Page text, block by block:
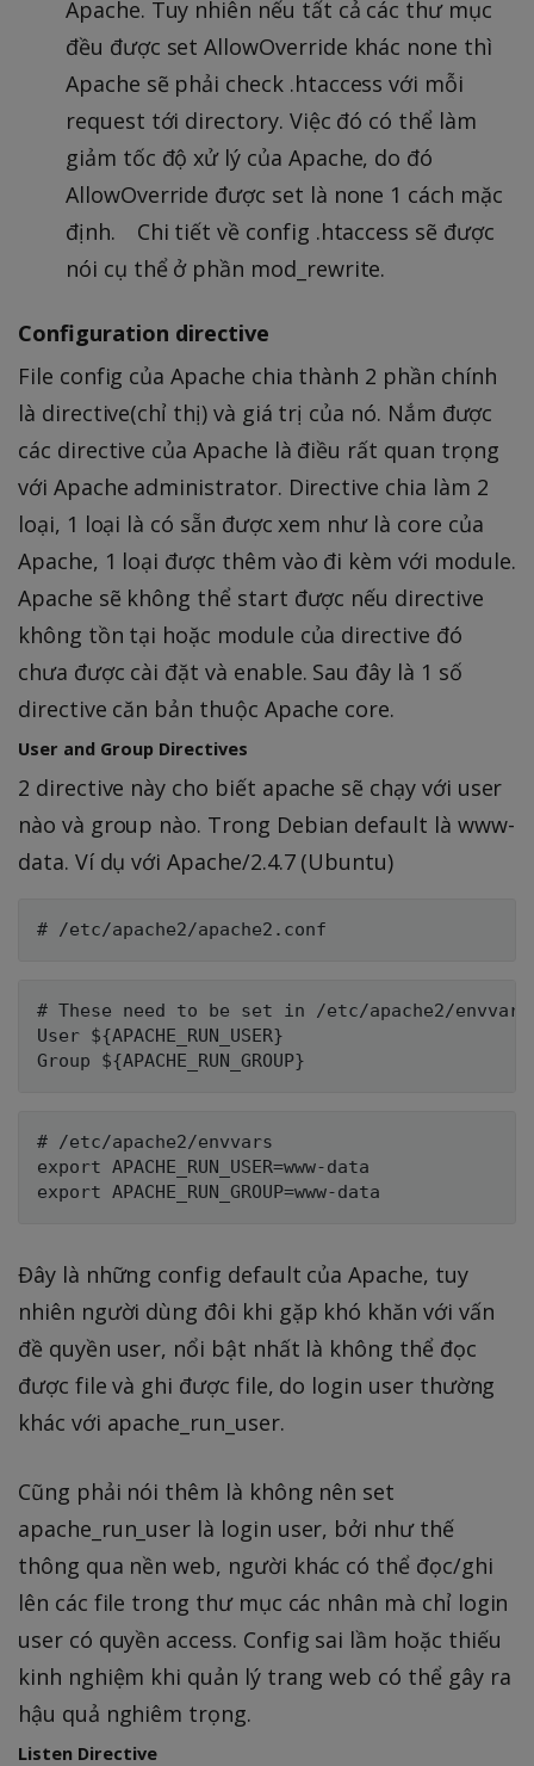
Apache. Tuy nhiên nếu tất cả các thư mục
đều được set AllowOverride khác none thì
Apache sẽ phải check .htaccess với mỗi
request tới directory. Việc đó có thể làm
giảm tốc độ xử lý của Apache, do đó
AllowOverride được set là none 1 cách mặc
định. Chi tiết về config .htaccess sẽ được
nói cụ thể ở phần mod_rewrite.
Configuration directive
File config của Apache chia thành 2 phần chính
là directive(chỉ thị) và giá trị của nó. Nắm được
các directive của Apache là điều rất quan trọng
với Apache administrator. Directive chia làm 2
loại, 1 loại là có sẵn được xem như là core của
Apache, 1 loại được thêm vào đi kèm với module.
Apache sẽ không thể start được nếu directive
không tồn tại hoặc module của directive đó
chưa được cài đặt và enable. Sau đây là 1 số
directive căn bản thuộc Apache core.
User and Group Directives
2 directive này cho biết apache sẽ chạy với user
nào và group nào. Trong Debian default là www-
data. Ví dụ với Apache/2.4.7 (Ubuntu)
# These need to be set in /etc/apache2/envvars
User ${APACHE_RUN_USER}
# /etc/apache2/envvars
export APACHE_RUN_USER=www-data
Đây là những config default của Apache, tuy
nhiên người dùng đôi khi gặp khó khăn với vấn
đề quyền user, nổi bật nhất là không thể đọc
được file và ghi được file, do login user thường
khác với apache_run_user.
Cũng phải nói thêm là không nên set
apache_run_user là login user, bởi như thế
thông qua nền web, người khác có thể đọc/ghi
lên các file trong thư mục các nhân mà chỉ login
user có quyền access. Config sai lầm hoặc thiếu
kinh nghiệm khi quản lý trang web có thể gây ra
hậu quả nghiêm trọng.
Listen Directive